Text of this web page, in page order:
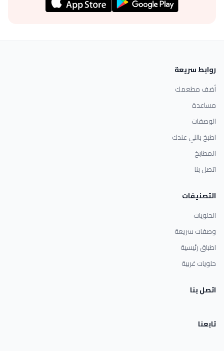
روابط سريعة
أضف مطعمك
مساعدة
الوصفات
اطبخ باللي عندك
المطابخ
اتصل بنا
التصنيفات
الحلويات
وصفات سريعة
اطباق رئيسية
حلويات غربية
اتصل بنا
تابعنا